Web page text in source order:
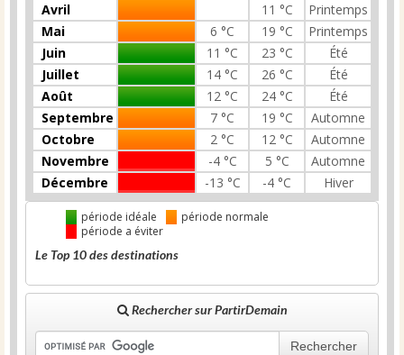
Avril
11 °C
Printemps
Mai
6 °C 19 °C
Printemps
Juin
11 °C 23 °C
Été
Juillet
14 °C 26 °C
Été
Août
12 °C 24 °C
Été
Septembre
7 °C 19 °C
Automne
Octobre
2 °C 12 °C
Automne
Novembre
-4 °C 5 °C
Automne
Décembre
-13 °C -4 °C Hiver
période idéale
période normale
période a éviter
Le Top 10 des destinations
Rechercher sur PartirDemain
Rechercher